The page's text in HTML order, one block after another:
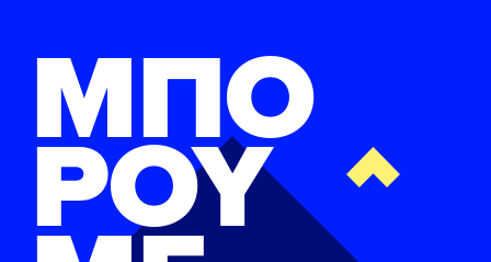
ΜΠΟ
ΡΟΥ